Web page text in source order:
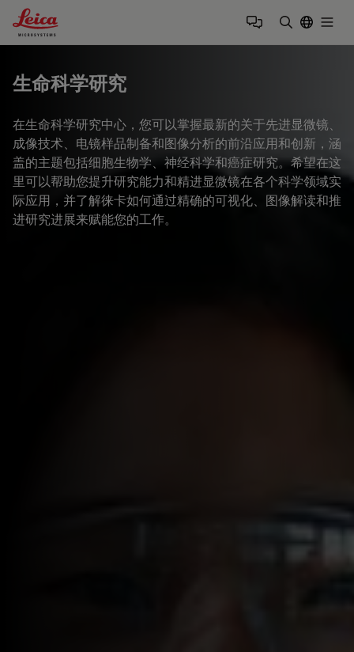
Leica Microsystems Logo
生命科学研究
在生命科学研究中心，您可以掌握最新的关于先进显微镜、
成像技术、电镜样品制备和图像分析的前沿应用和创新，涵
盖的主题包括细胞生物学、神经科学和癌症研究。希望在这
里可以帮助您提升研究能力和精进显微镜在各个科学领域实
际应用，并了解徕卡如何通过精确的可视化、图像解读和推
进研究进展来赋能您的工作。